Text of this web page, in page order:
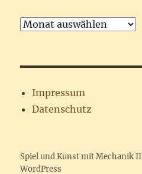
Archiv
Impressum
Datenschutz
Spiel und Kunst mit Mechanik II
WordPress